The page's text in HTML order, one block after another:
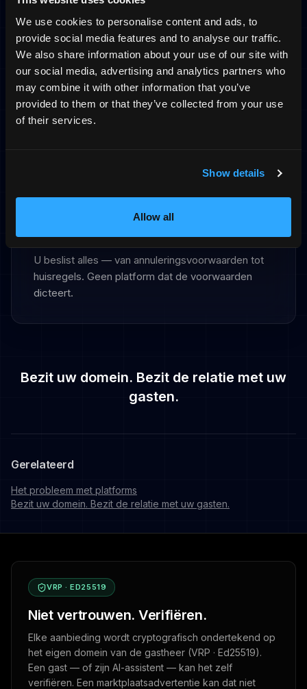
We use cookies to personalise content and ads, to
provide social media features and to analyse our traffic.
We also share information about your use of our site with
our social media, advertising and analytics partners who
may combine it with other information that you’ve
provided to them or that they’ve collected from your use
of their services.
Show details
Allow all
Onafhankelijkheid is de toekomst
Directe relaties
De meest succesvolle verhuurders bouwen
directe relaties met hun gasten. Een eigen domein
is de basis daarvoor.
Elke boeking direct via uw domein werkt met een
Uw domein, uw regels
U beslist alles — van annuleringsvoorwaarden tot
huisregels. Geen platform dat de voorwaarden
dicteert.
Bezit uw domein. Bezit de relatie met uw
gasten.
Gerelateerd
Het probleem met platforms
Bezit uw domein. Bezit de relatie met uw gasten.
VRP · ED25519
Niet vertrouwen. Verifiëren.
Elke aanbieding wordt cryptografisch ondertekend op
het eigen domein van de gastheer (VRP · Ed25519).
Een gast — of zijn AI-assistent — kan het zelf
verifiëren. Een marktplaatsadvertentie kan dat niet